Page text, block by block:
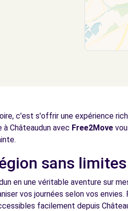
c'est s'offrir une expérience
Châteaudun avec Free2Move
sans limites
en une véritable aventure sur
vos journées selon vos
facilement depuis